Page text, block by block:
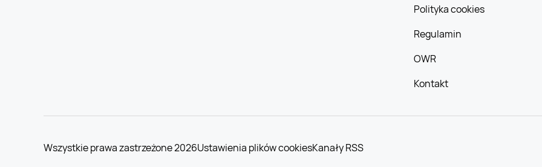
Polityka cookies
Regulamin
OWR
Kontakt
Wszystkie prawa zastrzeżone 2026Ustawienia plików cookiesKanały RSS